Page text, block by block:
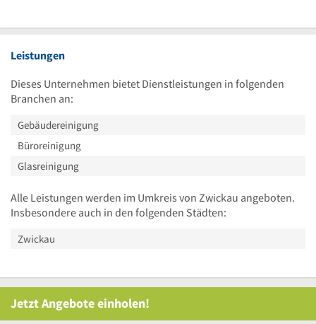
Leistungen
Dieses Unternehmen bietet Dienstleistungen in folgenden
Branchen an:
Gebäudereinigung
Büroreinigung
Glasreinigung
Alle Leistungen werden im Umkreis von Zwickau angeboten.
Insbesondere auch in den folgenden Städten:
Zwickau
Jetzt Angebote einholen!